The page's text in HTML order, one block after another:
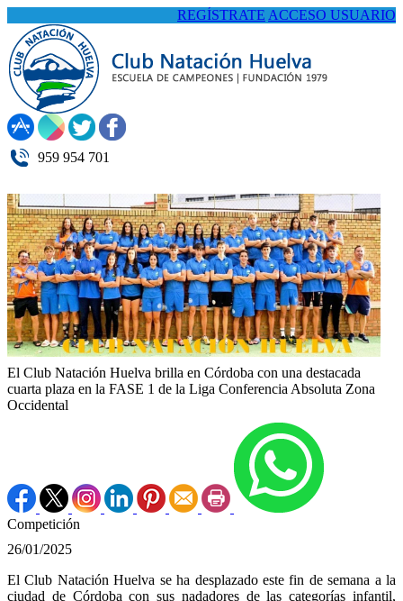
REGÍSTRATE ACCESO USUARIO
959 954 701
El Club Natación Huelva brilla en Córdoba con una destacada
cuarta plaza en la FASE 1 de la Liga Conferencia Absoluta Zona
Occidental
Competición
26/01/2025
El Club Natación Huelva se ha desplazado este fin de semana a la
ciudad de Córdoba con sus nadadores de las categorías infantil,